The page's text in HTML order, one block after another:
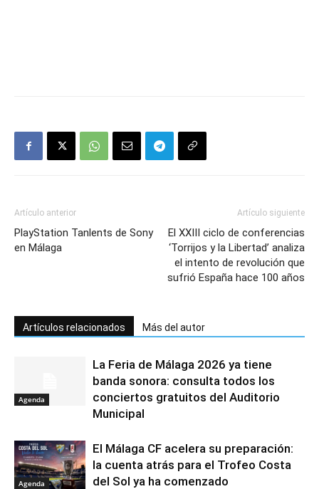
Artículo anterior
PlayStation Tanlents de Sony
en Málaga
Artículo siguiente
El XXIII ciclo de conferencias
‘Torrijos y la Libertad’ analiza
el intento de revolución que
sufrió España hace 100 años
Artículos relacionados Más del autor
Agenda
La Feria de Málaga 2026 ya tiene
banda sonora: consulta todos los
conciertos gratuitos del Auditorio
Municipal
Agenda
El Málaga CF acelera su preparación:
la cuenta atrás para el Trofeo Costa
del Sol ya ha comenzado